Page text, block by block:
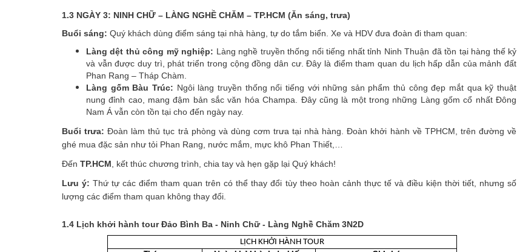
1.3 NGÀY 3: NINH CHỮ – LÀNG NGHỀ CHĂM – TP.HCM (Ăn sáng, trưa)
Buổi sáng: Quý khách dùng điểm sáng tại nhà hàng, tự do tắm biển. Xe và HDV đưa đoàn đi tham quan:
Làng dệt thủ công mỹ nghiệp: Làng nghề truyền thống nổi tiếng nhất tỉnh Ninh Thuận đã tồn tại hàng thế kỷ
và vẫn được duy trì, phát triển trong cộng đồng dân cư. Đây là điểm tham quan du lịch hấp dẫn của mảnh đất
Phan Rang – Tháp Chàm.
Làng gốm Bàu Trúc: Ngôi làng truyền thống nổi tiếng với những sản phẩm thủ công đẹp mắt qua kỹ thuật
nung đỉnh cao, mang đậm bản sắc văn hóa Champa. Đây cũng là một trong những Làng gốm cổ nhất Đông
Nam Á vẫn còn tồn tại cho đến ngày nay.
Buổi trưa: Đoàn làm thủ tục trả phòng và dùng cơm trưa tại nhà hàng. Đoàn khởi hành về TPHCM, trên đường về
ghé mua đặc sản như tỏi Phan Rang, nước mắm, mực khô Phan Thiết,…
Đến TP.HCM , kết thúc chương trình, chia tay và hẹn gặp lại Quý khách!
Lưu ý:Thứ tự các điểm tham quan trên có thể thay đổi tùy theo hoàn cảnh thực tế và điều kiện thời tiết, nhưng số
lượng các điểm tham quan không thay đổi.
1.4 Lịch khởi hành tour Đảo Bình Ba - Ninh Chữ - Làng Nghề Chăm 3N2D
LỊCH KHỞI HÀNH TOUR